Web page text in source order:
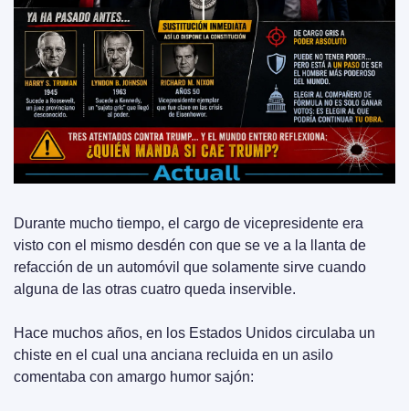
Durante mucho tiempo, el cargo de vicepresidente era
visto con el mismo desdén con que se ve a la llanta de
refacción de un automóvil que solamente sirve cuando
alguna de las otras cuatro queda inservible.
Hace muchos años, en los Estados Unidos circulaba un
chiste en el cual una anciana recluida en un asilo
comentaba con amargo humor sajón: